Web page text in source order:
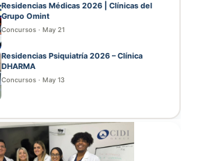
Residencias Médicas 2026 | Clínicas del
Grupo Omint
Concursos · May 21
Residencias Psiquiatría 2026 – Clínica
DHARMA
Concursos · May 13